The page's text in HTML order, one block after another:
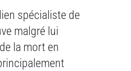
spécialiste de
malgré lui
la mort en